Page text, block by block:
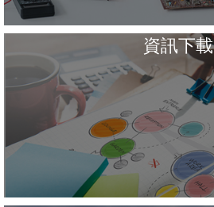
資訊下載